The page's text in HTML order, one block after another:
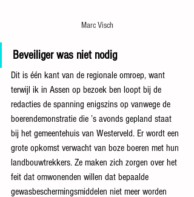
Marc Visch
Beveiliger was niet nodig
Dit is één kant van de regionale omroep, want
terwijl ik in Assen op bezoek ben loopt bij de
redacties de spanning enigszins op vanwege de
boerendemonstratie die ’s avonds gepland staat
bij het gemeentehuis van Westerveld. Er wordt een
grote opkomst verwacht van boze boeren met hun
landbouwtrekkers. Ze maken zich zorgen over het
feit dat omwonenden willen dat bepaalde
gewasbeschermingsmiddelen niet meer worden